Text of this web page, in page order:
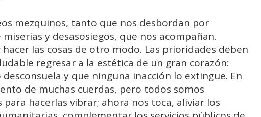
mezquinos, tanto que nos desbordan por
y desasosiegos, que nos acompañan.
las cosas de otro modo. Las prioridades deben
regresar a la estética de un gran corazón:
y que ninguna inacción lo extingue. En
de muchas cuerdas, pero todos somos
hacerlas vibrar; ahora nos toca, aliviar los